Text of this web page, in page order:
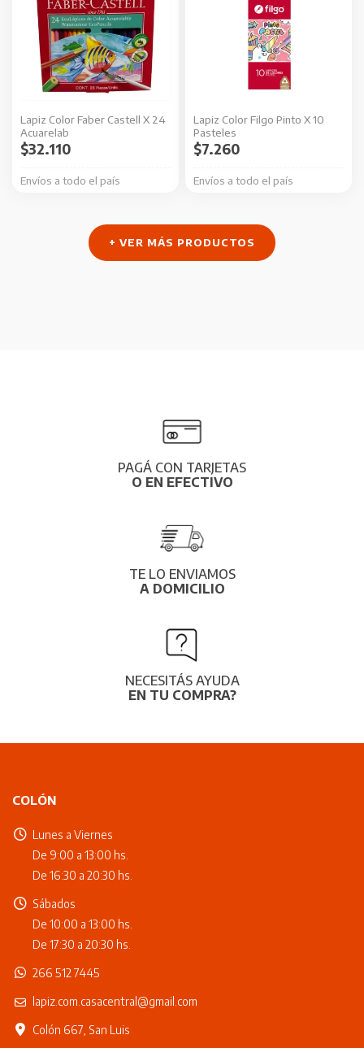
Lapiz Color Faber Castell X 24
Acuarelab
Envíos a todo el país
$32.110
Lapiz Color Filgo Pinto X 10
Pasteles
Envíos a todo el país
$7.260
+ VER MÁS PRODUCTOS
PAGÁ CON TARJETAS
O EN EFECTIVO
TE LO ENVIAMOS
A DOMICILIO
NECESITÁS AYUDA
EN TU COMPRA?
COLÓN
Lunes a Viernes
De 9:00 a 13:00 hs.
De 16:30 a 20:30 hs.
Sábados
De 10:00 a 13:00 hs.
De 17:30 a 20:30 hs.
266 512 7445
lapiz.com.casacentral@gmail.com
Colón 667, San Luis